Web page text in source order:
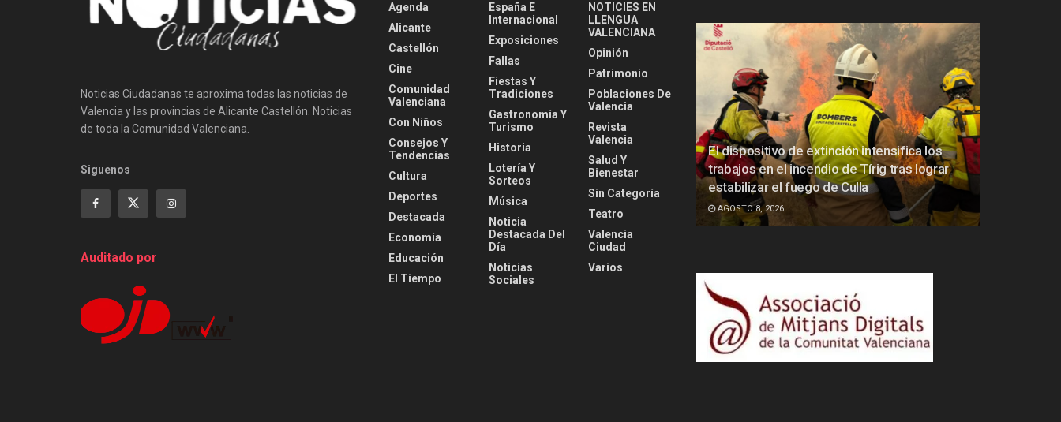
Noticias Ciudadanas te aproxima todas las noticias de
Valencia y las provincias de Alicante Castellón. Noticias
de toda la Comunidad Valenciana.
Siguenos
Auditado por
Agenda
Alicante
Castellón
Cine
Comunidad
Valenciana
Con Niños
Consejos Y
Tendencias
Cultura
Deportes
Destacada
Economía
Educación
El Tiempo
España E
Internacional
Exposiciones
Fallas
Fiestas Y
Tradiciones
Gastronomía Y
Turismo
Historia
Lotería Y
Sorteos
Música
Noticia
Destacada Del
Día
Noticias
Sociales
NOTICIES EN
LLENGUA
VALENCIANA
Opinión
Patrimonio
Poblaciones De
Valencia
Revista
Valencia
Salud Y
Bienestar
Sin Categoría
Teatro
Valencia
Ciudad
Varios
El dispositivo de extinción intensifica los
trabajos en el incendio de Tírig tras lograr
estabilizar el fuego de Culla
AGOSTO 8, 2026